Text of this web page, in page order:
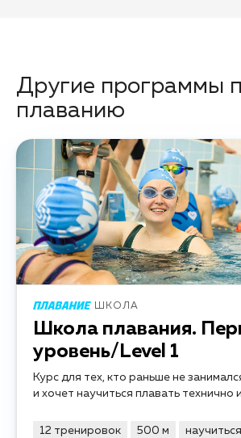
Другие программы
плаванию
ШКОЛА
Школа плавания.
уровень/Level 1
Курс для тех, кто раньше не
и хочет научиться плавать технично
12 тренировок 500 м